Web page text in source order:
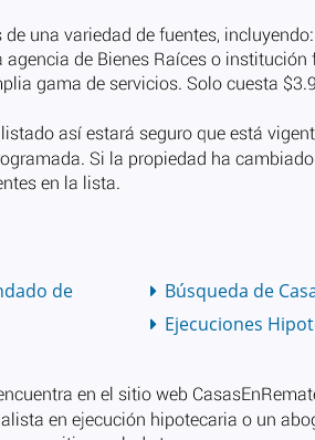
de
Búsqueda de
Ejecuciones